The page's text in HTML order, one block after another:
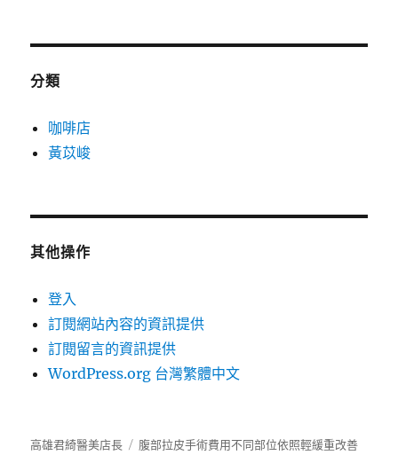
分類
咖啡店
黃苡峻
其他操作
登入
訂閱網站內容的資訊提供
訂閱留言的資訊提供
WordPress.org 台灣繁體中文
高雄君綺醫美店長 腹部拉皮手術費用不同部位依照輕緩重改善